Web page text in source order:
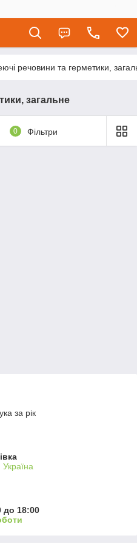
речовини та герметики,
загальне
0 Фільтри
за рік
до 18:00